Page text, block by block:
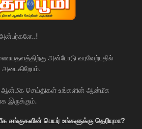
அன்போடு வரவேற்பதில்
அடைகிறோம்.
ஆன்மீக செய்திகள் உங்களின் ஆன்மீக
இருக்கும்.
சங்குகளின் பெயர் உங்களுக்கு தெரியுமா?